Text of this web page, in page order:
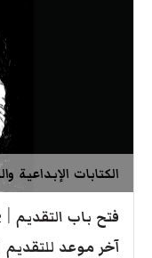
الكتابات الإبداعية
فتح باب التقديم
آخر موعد للتقديم